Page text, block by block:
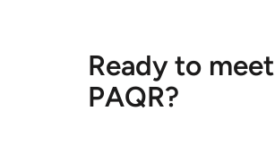
Ready to meet
PAQR?